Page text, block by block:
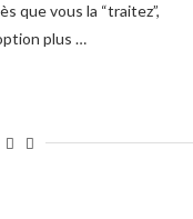
que vous la “traitez”,
plus …